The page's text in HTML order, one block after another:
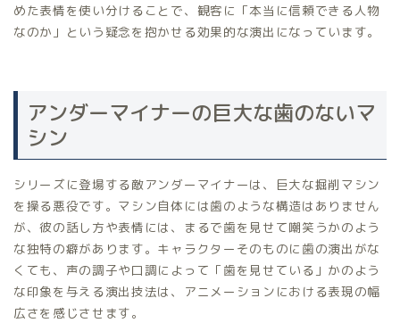
めた表情を使い分けることで、観客に「本当に信頼できる人物
なのか」という疑念を抱かせる効果的な演出になっています。
アンダーマイナーの巨大な歯のないマ
シン
シリーズに登場する敵アンダーマイナーは、巨大な掘削マシン
を操る悪役です。マシン自体には歯のような構造はありません
が、彼の話し方や表情には、まるで歯を見せて嘲笑うかのよう
な独特の癖があります。キャラクターそのものに歯の演出がな
くても、声の調子や口調によって「歯を見せている」かのよう
な印象を与える演出技法は、アニメーションにおける表現の幅
広さを感じさせます。